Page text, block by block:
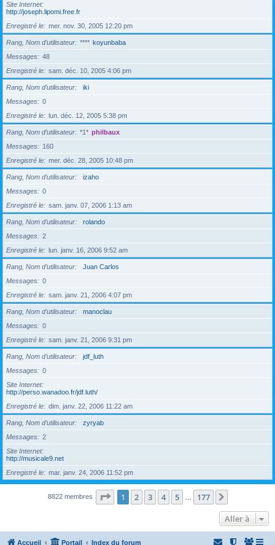
Site Internet
http://joseph.lipomi.free.fr
Enregistré le
mer. nov. 30, 2005 12:20 pm
Rang, Nom d’utilisateur **** koyunbaba
Messages
48
Enregistré le
sam. déc. 10, 2005 4:06 pm
Rang, Nom d’utilisateur
iki
Messages
0
Enregistré le
lun. déc. 12, 2005 5:38 pm
Rang, Nom d’utilisateur *1* philbaux
Messages
160
Enregistré le
mer. déc. 28, 2005 10:48 pm
Rang, Nom d’utilisateur
izaho
Messages
0
Enregistré le
sam. janv. 07, 2006 1:13 am
Rang, Nom d’utilisateur
rolando
Messages
2
Enregistré le
lun. janv. 16, 2006 9:52 am
Rang, Nom d’utilisateur
Juan Carlos
Messages
0
Enregistré le
sam. janv. 21, 2006 4:07 pm
Rang, Nom d’utilisateur
manoclau
Messages
0
Enregistré le
sam. janv. 21, 2006 9:31 pm
Rang, Nom d’utilisateur
jdf_luth
Messages
0
Site Internet
http://perso.wanadoo.fr/jdf.luth/
Enregistré le
dim. janv. 22, 2006 11:22 am
Rang, Nom d’utilisateur
zyryab
Messages
2
Site Internet
http://musicale9.net
Enregistré le
mar. janv. 24, 2006 11:52 pm
8822 membres Page 1sur177
1 2 3 4 5 177
Aller à
Accueil Portail Index du forum